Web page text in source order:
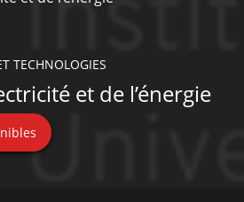
TECHNOLOGIES
et de l’énergie